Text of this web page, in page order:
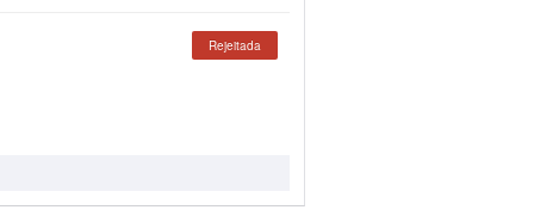
Rejeitada